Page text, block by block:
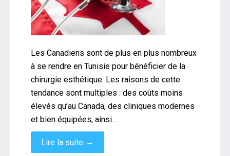
Les Canadiens sont de plus en plus nombreux
à se rendre en Tunisie pour bénéficier de la
chirurgie esthétique. Les raisons de cette
tendance sont multiples : des coûts moins
élevés qu’au Canada, des cliniques modernes
et bien équipées, ainsi…
Lire la suite →